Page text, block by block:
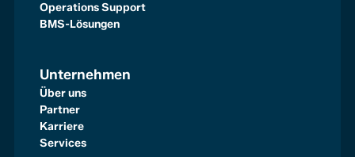
Operations Support
BMS-Lösungen
Unternehmen
Über uns
Partner
Karriere
Services